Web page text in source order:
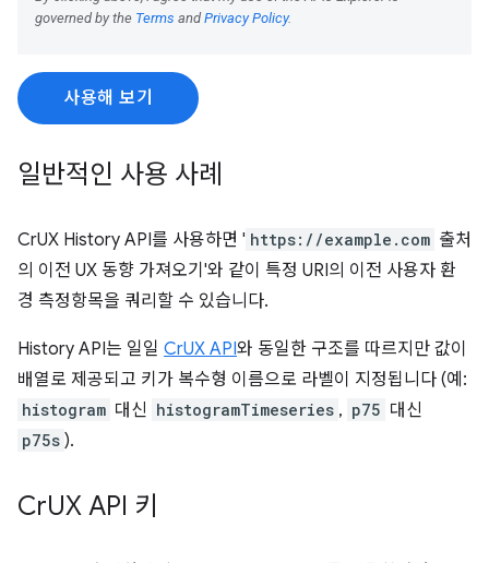
사용해 보기
일반적인 사용 사례
CrUX History API를 사용하면 ' https://example.com 출처
의 이전 UX 동향 가져오기'와 같이 특정 URI의 이전 사용자 환
경 측정항목을 쿼리할 수 있습니다.
History API는 일일 CrUX API와 동일한 구조를 따르지만 값이
배열로 제공되고 키가 복수형 이름으로 라벨이 지정됩니다 (예:
histogram 대신 histogramTimeseries , p75 대신
p75s ).
CrUX API 키